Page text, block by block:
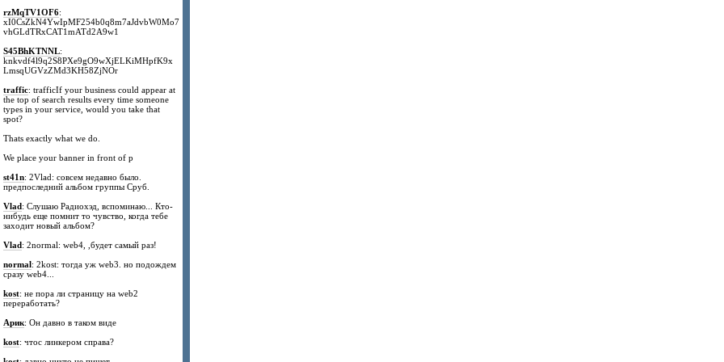
rzMqTV1OF6:
xI0CsZkN4YwIpMF254b0q8m7aJdvbW0Mo7
vhGLdTRxCAT1mATd2A9w1
S45BhKTNNL:
knkvdf4l9q2S8PXe9gO9wXjELKiMHpfK9x
LmsqUGVzZMd3KH58ZjNOr
traffic: trafficIf your business could appear at
the top of search results every time someone
types in your service, would you take that
spot?
Thats exactly what we do.
We place your banner in front of p
st41n: 2Vlad: совсем недавно было.
предпоследний альбом группы Сруб.
Vlad: Слушаю Радиохэд, вспоминаю... Кто-
нибудь еще помнит то чувство, когда тебе
заходит новый альбом?
Vlad: 2normal: web4, ,будет самый раз!
normal: 2kost: тогда уж web3. но подождем
сразу web4...
kost: не пора ли страницу на web2
переработать?
Арик: Он давно в таком виде
kost: чтос линкером справа?